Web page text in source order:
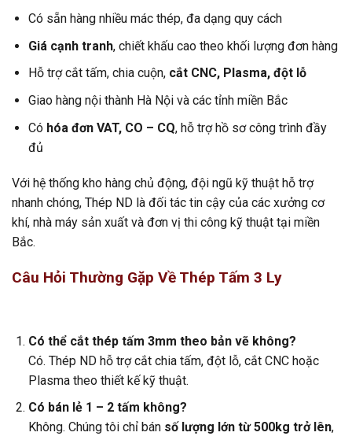
Có sẵn hàng nhiều mác thép, đa dạng quy cách
Giá cạnh tranh, chiết khấu cao theo khối lượng đơn hàng
Hỗ trợ cắt tấm, chia cuộn, cắt CNC, Plasma, đột lỗ
Giao hàng nội thành Hà Nội và các tỉnh miền Bắc
Có hóa đơn VAT, CO – CQ, hỗ trợ hồ sơ công trình đầy
đủ
Với hệ thống kho hàng chủ động, đội ngũ kỹ thuật hỗ trợ
nhanh chóng, Thép ND là đối tác tin cậy của các xưởng cơ
khí, nhà máy sản xuất và đơn vị thi công kỹ thuật tại miền
Bắc.
Câu Hỏi Thường Gặp Về Thép Tấm 3 Ly
Có thể cắt thép tấm 3mm theo bản vẽ không?
Có. Thép ND hỗ trợ cắt chia tấm, đột lỗ, cắt CNC hoặc
Plasma theo thiết kế kỹ thuật.
Có bán lẻ 1 – 2 tấm không?
Không. Chúng tôi chỉ bán số lượng lớn từ 500kg trở lên,